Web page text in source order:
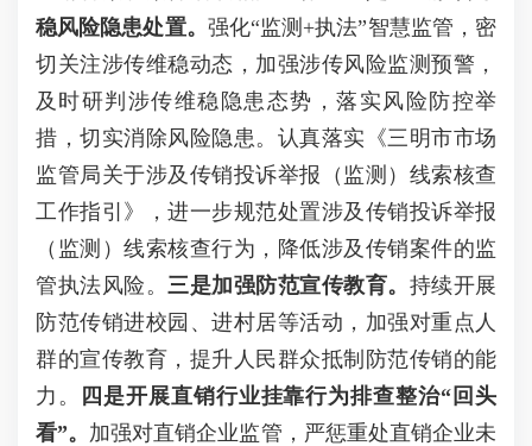
稳风险隐患处置。 强化“监测+执法”智慧监管，密
切关注涉传维稳动态，加强涉传风险监测预警，
及时研判涉传维稳隐患态势，落实风险防控举
措，切实消除风险隐患。认真落实《三明市市场
监管局关于涉及传销投诉举报（监测）线索核查
工作指引》，进一步规范处置涉及传销投诉举报
（监测）线索核查行为，降低涉及传销案件的监
管执法风险。 三是加强防范宣传教育。 持续开展
防范传销进校园、进村居等活动，加强对重点人
群的宣传教育，提升人民群众抵制防范传销的能
力。
四 是开展直销行业挂靠行为排查整治“回头
看”。 加强对直销企业监管，严惩重处直销企业未